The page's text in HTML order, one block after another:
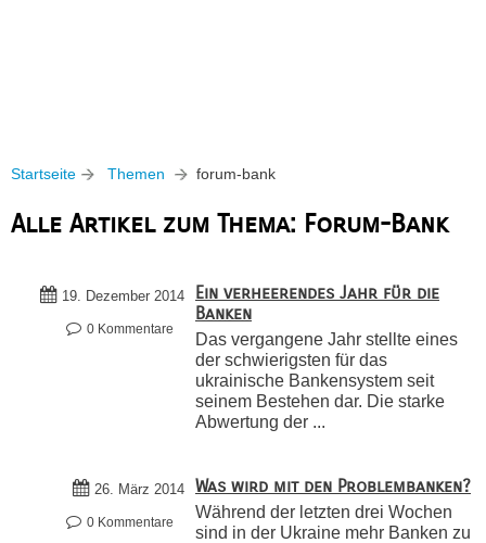
Startseite Themen forum-bank
Alle Artikel zum Thema: Forum-Bank
19. Dezember 2014
0 Kommentare
Ein verheerendes Jahr für die
Banken
Das vergangene Jahr stellte eines
der schwierigsten für das
ukrainische Bankensystem seit
seinem Bestehen dar. Die starke
Abwertung der ...
26. März 2014
0 Kommentare
Was wird mit den Problembanken?
Während der letzten drei Wochen
sind in der Ukraine mehr Banken zu